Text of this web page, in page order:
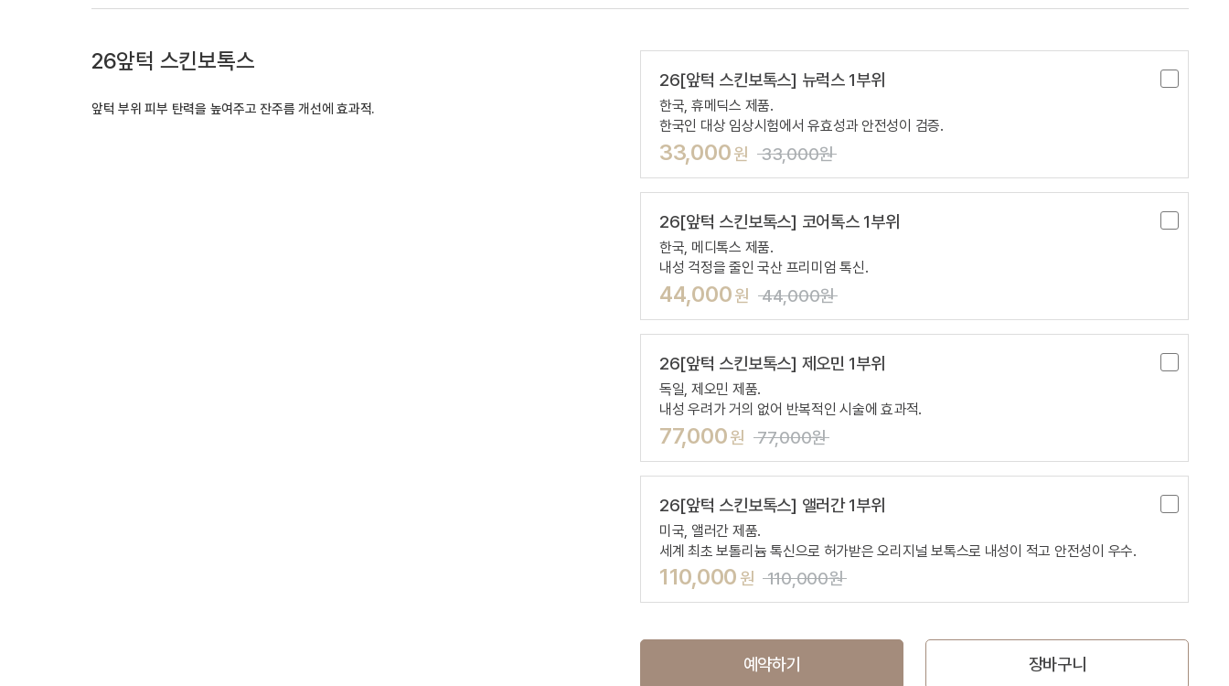
26앞턱 스킨보톡스
앞턱 부위 피부 탄력을 높여주고 잔주름 개선에 효과적.
26[앞턱 스킨보톡스] 뉴럭스 1부위
한국, 휴메딕스 제품.
한국인 대상 임상시험에서 유효성과 안전성이 검증.
33,000원 33,000원
26[앞턱 스킨보톡스] 코어톡스 1부위
한국, 메디톡스 제품.
내성 걱정을 줄인 국산 프리미엄 톡신.
44,000원 44,000원
26[앞턱 스킨보톡스] 제오민 1부위
독일, 제오민 제품.
내성 우려가 거의 없어 반복적인 시술에 효과적.
77,000원 77,000원
26[앞턱 스킨보톡스] 앨러간 1부위
미국, 앨러간 제품.
세계 최초 보톨리늄 톡신으로 허가받은 오리지널 보톡스로 내성이 적고 안전성이 우수.
110,000 원 110,000원
예약하기 장바구니